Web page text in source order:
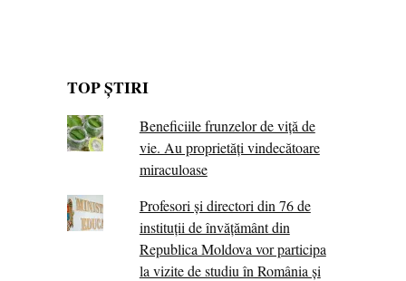
TOP ȘTIRI
Beneficiile frunzelor de viță de
vie. Au proprietăţi vindecătoare
miraculoase
Profesori și directori din 76 de
instituții de învățământ din
Republica Moldova vor participa
la vizite de studiu în România și